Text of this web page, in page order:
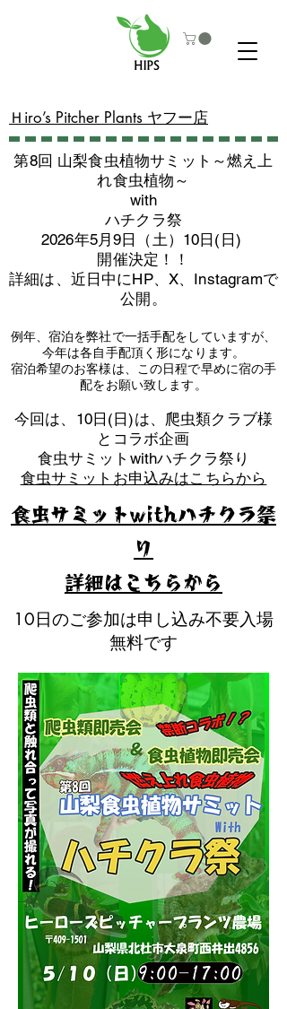
​Ｈiro’s Pitcher Plants ヤフー店
第8回 山梨食虫植物サミット～燃え上
れ食虫植物～
with
​ハチクラ祭
2026年5月9日（土）10日(日)
​開催決定！！
詳細は、近日中にHP、X、Instagramで
公開。
例年、宿泊を弊社で一括手配をしていますが、
今年は各自手配頂く形になります。
​宿泊希望のお客様は、この日程で早めに宿の手
配をお願い致します。
​今回は、10日(日)は、爬虫類クラブ様
とコラボ企画
​食虫サミットwithハチクラ祭り
食虫サミットお申込みはこちらから
10日のご参加は申し込み不要入場
無料です
食虫サミットwithハチクラ祭
り
​詳細はこちらから